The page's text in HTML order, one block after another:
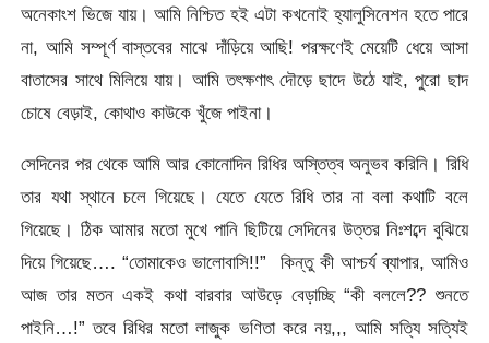
অনেকাংশ ভিজে যায়। আমি নিশ্চিত হই এটা কখনোই হ্যালুসিনেশন হতে পারে
না, আমি সম্পূর্ণ বাস্তবের মাঝে দাঁড়িয়ে আছি! পরক্ষণেই মেয়েটি ধেয়ে আসা
বাতাসের সাথে মিলিয়ে যায়। আমি তৎক্ষণাৎ দৌড়ে ছাদে উঠে যাই, পুরো ছাদ
চোষে বেড়াই, কোথাও কাউকে খুঁজে পাইনা।
সেদিনের পর থেকে আমি আর কোনোদিন রিধির অস্তিত্ব অনুভব করিনি। রিধি
তার যথা স্থানে চলে গিয়েছে। যেতে যেতে রিধি তার না বলা কথাটি বলে
গিয়েছে। ঠিক আমার মতো মুখে পানি ছিটিয়ে সেদিনের উত্তর নিঃশব্দে বুঝিয়ে
দিয়ে গিয়েছে…. “তোমাকেও ভালোবাসি!!” কিন্তু কী আশ্চর্য ব্যাপার, আমিও
আজ তার মতন একই কথা বারবার আউড়ে বেড়াচ্ছি “কী বললে?? শুনতে
পাইনি…!” তবে রিধির মতো লাজুক ভণিতা করে নয়,,, আমি সত্যি সত্যিই